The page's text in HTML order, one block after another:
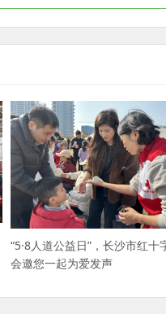
“5·8人道公益日”，长沙市红十
会邀您一起为爱发声